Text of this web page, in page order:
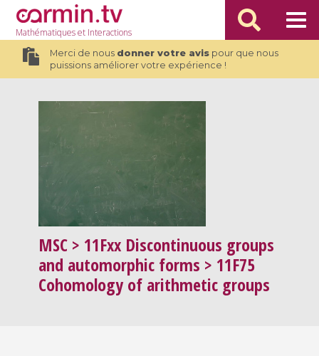
Mathématiqueset Interactions
Merci de nous donner votre avispour que nous
puissions améliorer votre expérience !
MSC > 11Fxx Discontinuous groups
and automorphic forms > 11F75
Cohomology of arithmetic groups